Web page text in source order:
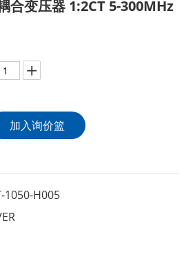
合变压器 1:2CT 5-300MHz
加入询价篮
1050-H005